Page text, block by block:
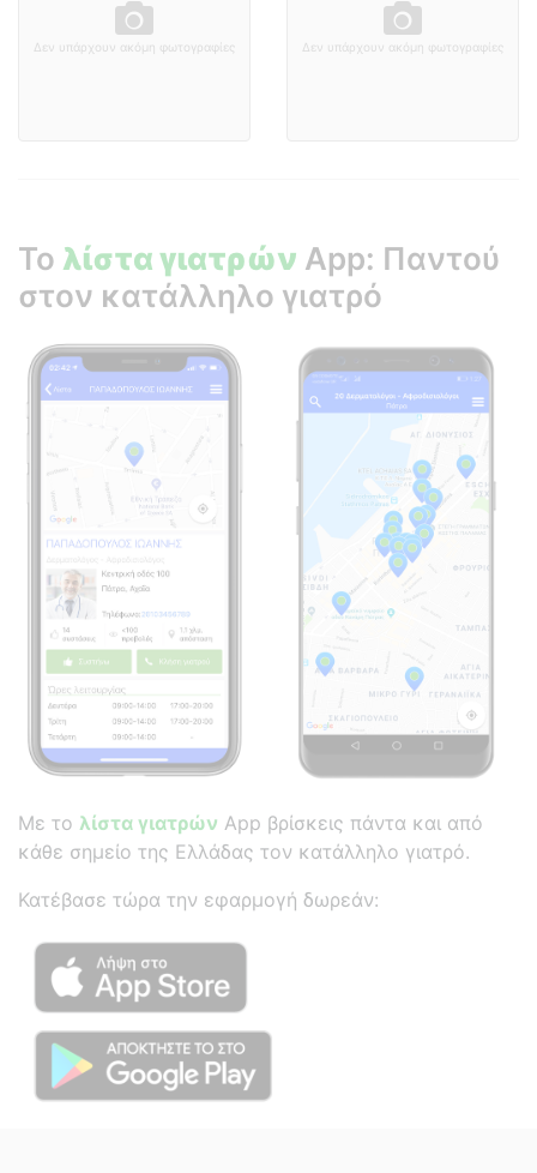
Δεν υπάρχουν ακόμη φωτογραφίες Δεν υπάρχουν ακόμη φωτογραφίες
Το λίστα γιατρών App: Παντού
στον κατάλληλο γιατρό
Με το λίστα γιατρών App βρίσκεις πάντα και από
κάθε σημείο της Ελλάδας τον κατάλληλο γιατρό.
Κατέβασε τώρα την εφαρμογή δωρεάν: